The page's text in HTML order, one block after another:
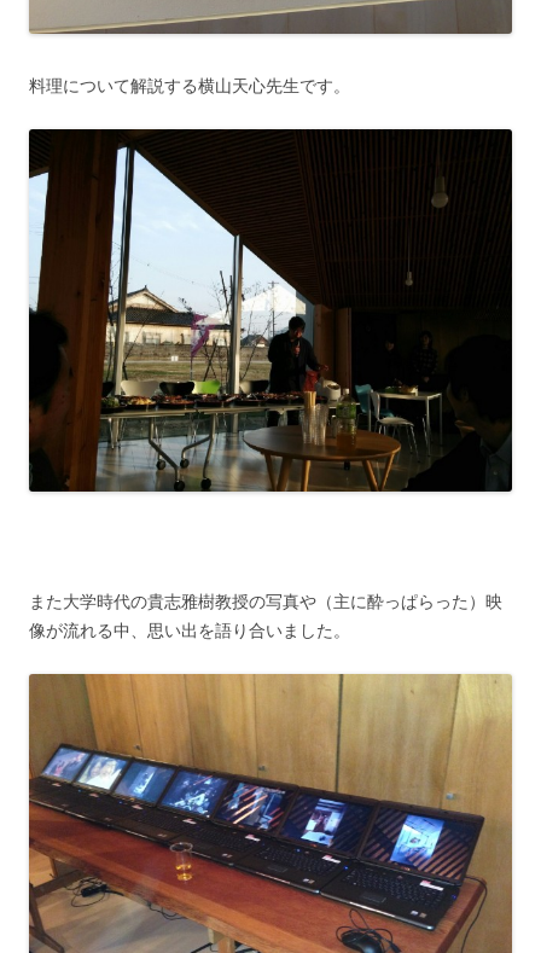
料理について解説する横山天心先生です。
また大学時代の貴志雅樹教授の写真や（主に酔っぱらった）映
像が流れる中、思い出を語り合いました。